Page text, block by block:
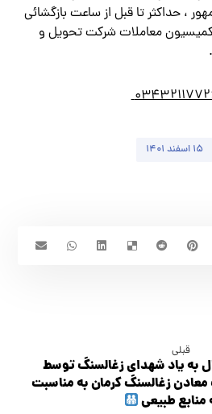
، حداكثر تا قبل از ساعت بازگشائي
كميسيون معاملات شركت تحويل و
۱۵ اسفند ۱۴۰۱
قبلی
به یاد شهدای زغالسنگ توسط
معادن زغالسنگ کرمان به مناسبت
طبیعی